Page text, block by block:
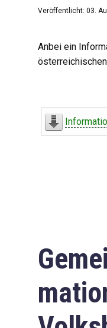
Veröffentlicht: 03.
Anbei ein